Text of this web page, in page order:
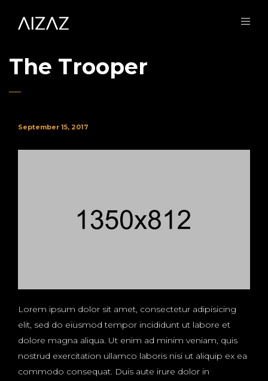
The Trooper
September 15, 2017
Lorem ipsum dolor sit amet, consectetur adipisicing
elit, sed do eiusmod tempor incididunt ut labore et
dolore magna aliqua. Ut enim ad minim veniam, quis
nostrud exercitation ullamco laboris nisi ut aliquip ex ea
commodo consequat. Duis aute irure dolor in